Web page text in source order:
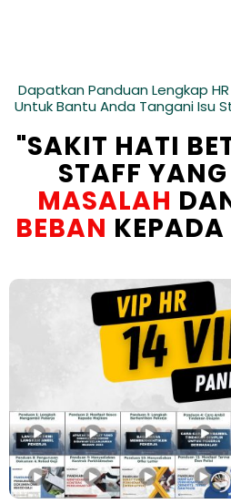
Dapatkan Panduan Lengkap
Untuk Bantu Anda Tangani Isu
"SAKIT HATI
STAFF YANG
MASALAH
BEBAN